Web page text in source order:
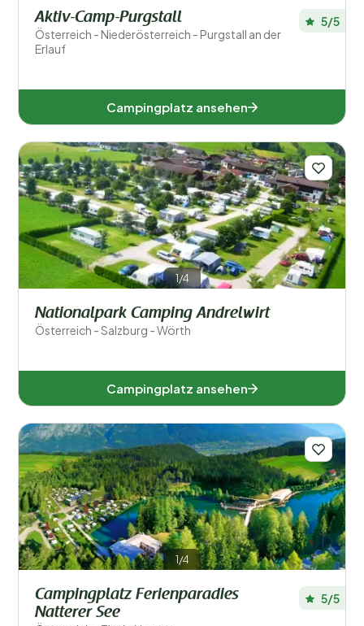
Aktiv-Camp-Purgstall
Österreich - Niederösterreich - Purgstall an der
Erlauf
5/5
Campingplatz ansehen
1/4
Nationalpark Camping Andrelwirt
Österreich - Salzburg - Wörth
Campingplatz ansehen
1/4
Campingplatz Ferienparadies
Natterer See
5/5